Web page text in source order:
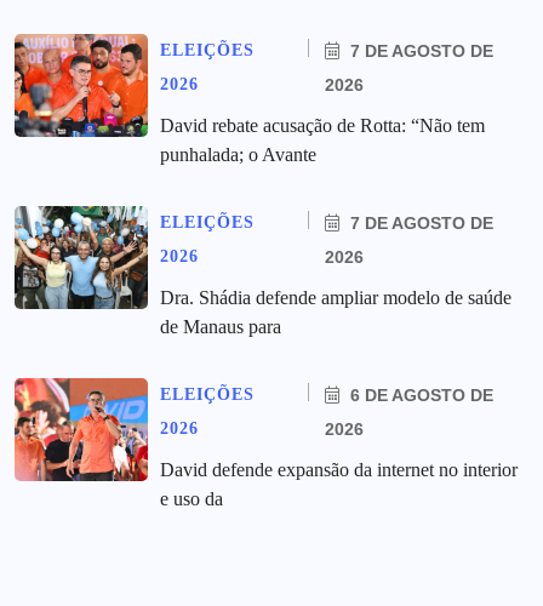
ELEIÇÕES
2026
7 DE AGOSTO DE
2026
David rebate acusação de Rotta: “Não tem
punhalada; o Avante
ELEIÇÕES
2026
7 DE AGOSTO DE
2026
Dra. Shádia defende ampliar modelo de saúde
de Manaus para
ELEIÇÕES
2026
6 DE AGOSTO DE
2026
David defende expansão da internet no interior
e uso da